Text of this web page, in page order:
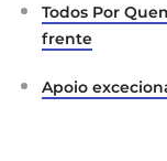
Todos Por
frente
Apoio